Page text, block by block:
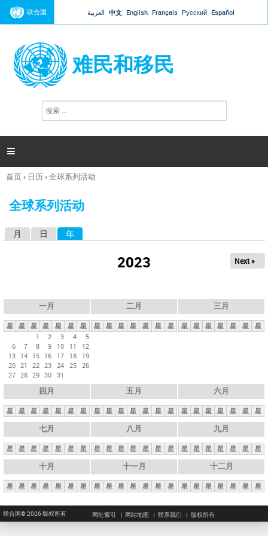
Jump to navigation
联合国 العربية 中文 English Français Русский Español
难民和移民
搜
索

你
这
首页› 日历›全球系列活动
全球系列活动
月 日 年
2023 Next »
一月
星 星 星 星 星 星
星
1
2 3 4
5
6
7 8 9 10 11
12
13 14 15 16 17 18
19
20 21 22 23 24 25 26
27 28 29 30 31
二月
星 星 星 星 星 星 星
三月
星 星 星 星 星 星 星
四月
星 星 星 星 星 星 星
五月
星 星 星 星 星 星 星
六月
星 星 星 星 星 星 星
七月
星 星 星 星 星 星 星
八月
星 星 星 星 星 星 星
九月
星 星 星 星 星 星 星
十月
星 星 星 星 星 星 星
十一月
星 星 星 星 星 星 星
十二月
星 星 星 星 星 星 星
联合国© 2026 版权所有 网址索引 网站地图 联系我们 版权所有